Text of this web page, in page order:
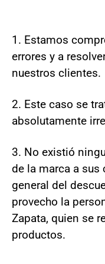
1. Estamos
errores y a
nuestros clientes.
2. Este caso se
absolutamente
3. No existió
de la marca a
general del
provecho la
Zapata, quien se
productos.